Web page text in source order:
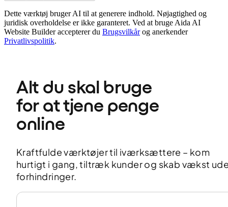
Dette værktøj bruger AI til at generere indhold. Nøjagtighed og
juridisk overholdelse er ikke garanteret. Ved at bruge Aida AI
Website Builder accepterer du Brugsvilkårog anerkender
Privatlivspolitik.
Alt du skal bruge
for at tjene penge
online
Kraftfulde værktøjer til iværksættere – kom
hurtigt i gang, tiltræk kunder og skab vækst
forhindringer.